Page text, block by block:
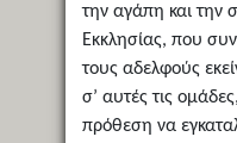
την αγάπη και την
Εκκλησίας, που
τους αδελφούς
σ’ αυτές τις
πρόθεση να